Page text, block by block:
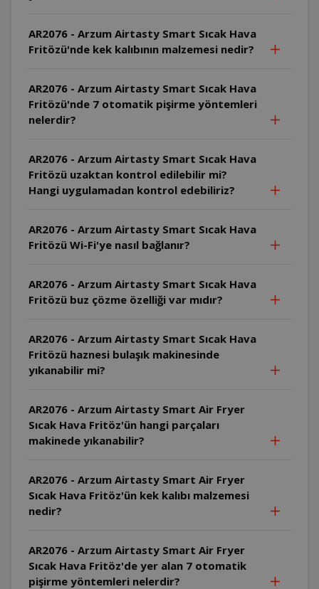
AR2076 - Arzum Airtasty Smart Sıcak Hava
Fritözü'nde kek kalıbının malzemesi nedir?
AR2076 - Arzum Airtasty Smart Sıcak Hava
Fritözü'nde 7 otomatik pişirme yöntemleri
nelerdir?
AR2076 - Arzum Airtasty Smart Sıcak Hava
Fritözü uzaktan kontrol edilebilir mi?
Hangi uygulamadan kontrol edebiliriz?
AR2076 - Arzum Airtasty Smart Sıcak Hava
Fritözü Wi-Fi'ye nasıl bağlanır?
AR2076 - Arzum Airtasty Smart Sıcak Hava
Fritözü buz çözme özelliği var mıdır?
AR2076 - Arzum Airtasty Smart Sıcak Hava
Fritözü haznesi bulaşık makinesinde
yıkanabilir mi?
AR2076 - Arzum Airtasty Smart Air Fryer
Sıcak Hava Fritöz'ün hangi parçaları
makinede yıkanabilir?
AR2076 - Arzum Airtasty Smart Air Fryer
Sıcak Hava Fritöz'ün kek kalıbı malzemesi
nedir?
AR2076 - Arzum Airtasty Smart Air Fryer
Sıcak Hava Fritöz'de yer alan 7 otomatik
pişirme yöntemleri nelerdir?